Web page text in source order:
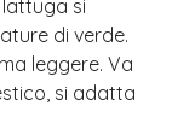
si
di verde.
leggere. Va
si adatta